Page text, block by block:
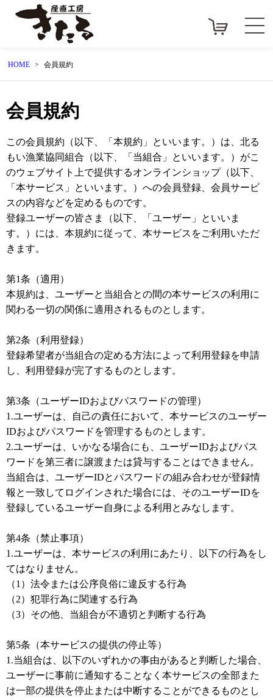
HOME 会員規約
会員規約
この会員規約（以下、「本規約」といいます。）は、北る
もい漁業協同組合（以下、「当組合」といいます。）がこ
のウェブサイト上で提供するオンラインショップ（以下、
「本サービス」といいます。）への会員登録、会員サービ
スの内容などを定めるものです。
登録ユーザーの皆さま（以下、「ユーザー」といいま
す。）には、本規約に従って、本サービスをご利用いただ
きます。
第1条（適用）
本規約は、ユーザーと当組合との間の本サービスの利用に
関わる一切の関係に適用されるものとします。
第2条（利用登録）
登録希望者が当組合の定める方法によって利用登録を申請
し、利用登録が完了するものとします。
第3条（ユーザーIDおよびパスワードの管理）
1.ユーザーは、自己の責任において、本サービスのユーザー
IDおよびパスワードを管理するものとします。
2.ユーザーは、いかなる場合にも、ユーザーIDおよびパス
ワードを第三者に譲渡または貸与することはできません。
当組合は、ユーザーIDとパスワードの組み合わせが登録情
報と一致してログインされた場合には、そのユーザーIDを
登録しているユーザー自身による利用とみなします。
第4条（禁止事項）
1.ユーザーは、本サービスの利用にあたり、以下の行為をし
てはなりません。
（1）法令または公序良俗に違反する行為
（2）犯罪行為に関連する行為
（3）その他、当組合が不適切と判断する行為
第5条（本サービスの提供の停止等）
1.当組合は、以下のいずれかの事由があると判断した場合、
ユーザーに事前に通知することなく本サービスの全部また
は一部の提供を停止または中断することができるものとし